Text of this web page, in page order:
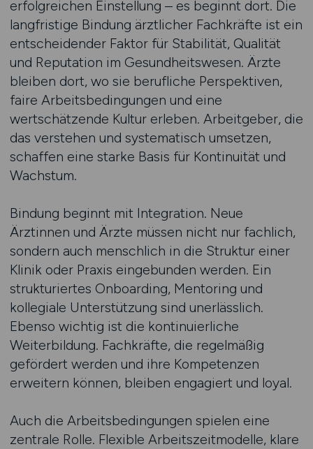
erfolgreichen Einstellung – es beginnt dort. Die
langfristige Bindung ärztlicher Fachkräfte ist ein
entscheidender Faktor für Stabilität, Qualität
und Reputation im Gesundheitswesen. Ärzte
bleiben dort, wo sie berufliche Perspektiven,
faire Arbeitsbedingungen und eine
wertschätzende Kultur erleben. Arbeitgeber, die
das verstehen und systematisch umsetzen,
schaffen eine starke Basis für Kontinuität und
Wachstum.
Bindung beginnt mit Integration. Neue
Ärztinnen und Ärzte müssen nicht nur fachlich,
sondern auch menschlich in die Struktur einer
Klinik oder Praxis eingebunden werden. Ein
strukturiertes Onboarding, Mentoring und
kollegiale Unterstützung sind unerlässlich.
Ebenso wichtig ist die kontinuierliche
Weiterbildung. Fachkräfte, die regelmäßig
gefördert werden und ihre Kompetenzen
erweitern können, bleiben engagiert und loyal.
Auch die Arbeitsbedingungen spielen eine
zentrale Rolle. Flexible Arbeitszeitmodelle, klare